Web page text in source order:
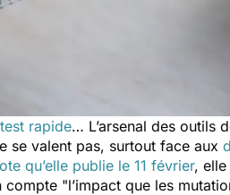
test rapide… L’arsenal des outils
se valent pas, surtout face aux
qu’elle publie le 11 février, elle
compte "l’impact que les